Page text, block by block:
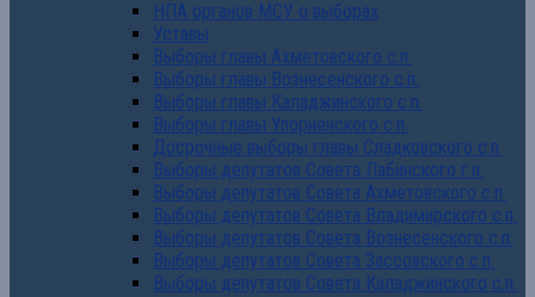
НПА органов МСУ о выборах
Уставы
Выборы главы Ахметовского с.п.
Выборы главы Вознесенского с.п.
Выборы главы Каладжинского с.п.
Выборы главы Упорненского с.п.
Досрочные выборы главы Сладковского с.п.
Выборы депутатов Совета Лабинского г.п.
Выборы депутатов Совета Ахметовского с.п.
Выборы депутатов Совета Владимирского с.п.
Выборы депутатов Совета Вознесенского с.п.
Выборы депутатов Совета Зассовского с.п.
Выборы депутатов Совета Каладжинского с.п.